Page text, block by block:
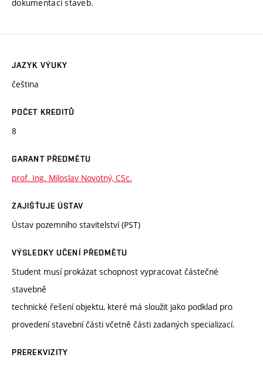
dokumentaci staveb.
JAZYK VÝUKY
čeština
POČET KREDITŮ
8
GARANT PŘEDMĚTU
prof. Ing. Miloslav Novotný, CSc.
ZAJIŠŤUJE ÚSTAV
Ústav pozemního stavitelství (PST)
VÝSLEDKY UČENÍ PŘEDMĚTU
Student musí prokázat schopnost vypracovat částečné
stavebně
technické řešení objektu, které má sloužit jako podklad pro
provedení stavební části včetně části zadaných specializací.
PREREKVIZITY